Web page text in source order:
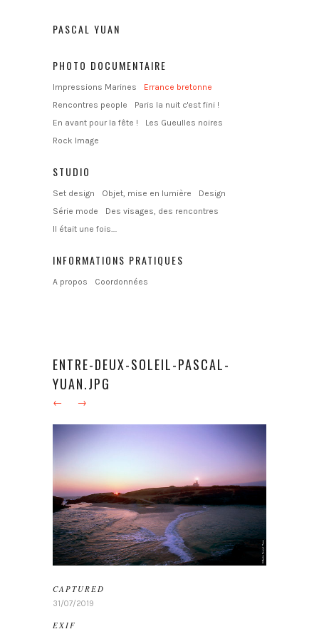
PASCAL YUAN
PHOTO DOCUMENTAIRE
Impressions Marines
Errance bretonne
Rencontres people
Paris la nuit c'est fini !
En avant pour la fête !
Les Gueulles noires
Rock Image
STUDIO
Set design Objet, mise en lumière
Design
Série mode
Des visages, des rencontres
Il était une fois....
INFORMATIONS PRATIQUES
A propos Coordonnées
ENTRE-DEUX-SOLEIL-PASCAL-
YUAN.JPG
← →
CAPTURED
31/07/2019
EXIF